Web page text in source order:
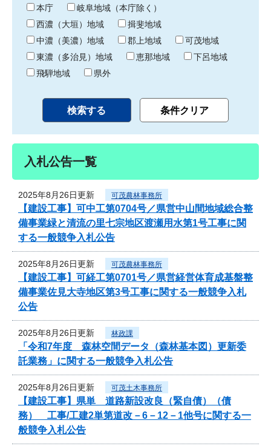
わ
り
本庁
岐阜地域（本庁除く）
西濃（大垣）地域
揖斐地域
中濃（美濃）地域
郡上地域
可茂地域
東濃（多治見）地域
恵那地域
下呂地域
飛騨地域
県外
入札公告一覧
2025年8月26日更新 可茂農林事務所
【建設工事】可中工第0704号／県営中山間地域総合整
備事業緑と清流の里七宗地区渡瀬用水第1号工事に関
する一般競争入札公告
2025年8月26日更新 可茂農林事務所
【建設工事】可経工第0701号／県営経営体育成基盤整
備事業佐見大寺地区第3号工事に関する一般競争入札
公告
2025年8月26日更新 林政課
「令和7年度 森林空間データ（森林基本図）更新委
託業務」に関する一般競争入札公告
2025年8月26日更新 可茂土木事務所
【建設工事】県単 道路新設改良（緊自債）（債
務） 工事/工建2単第道改－6－12－1他号に関する一
般競争入札公告